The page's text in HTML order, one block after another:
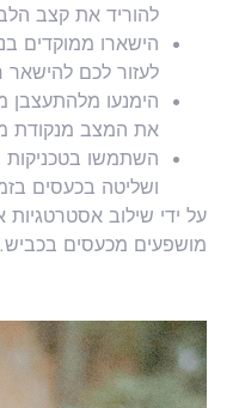
להוריד את קצב
הישארו ממוקדים
לעזור לכם להישאר
הימנעו מלהתעצבן
את המצב מנקודת
השתמשו בטכניקות
ושליטה בכעסים
על ידי שילוב
מושפעים מכעסים בכביש.